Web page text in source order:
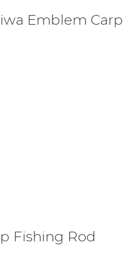
Emblem Carp
Fishing Rod